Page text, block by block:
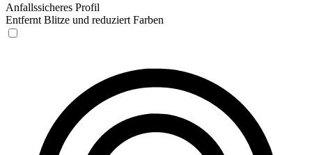
Anfallssicheres Profil
Entfernt Blitze und reduziert Farben